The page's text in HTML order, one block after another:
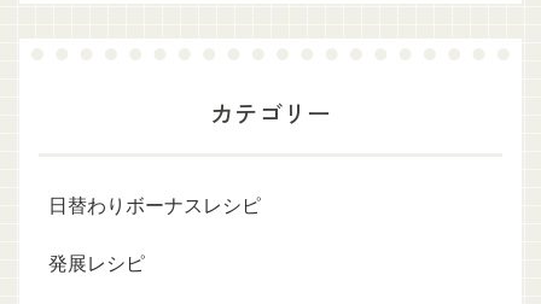
カテゴリー
日替わりボーナスレシピ
発展レシピ